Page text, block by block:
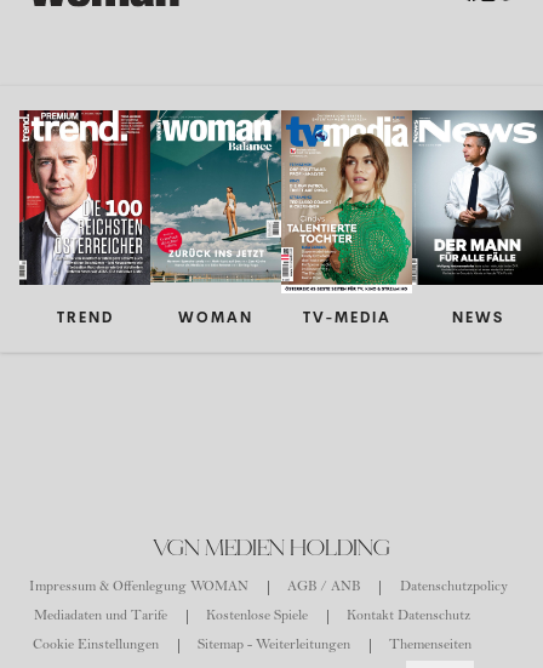
TREND WOMAN TV-MEDIA NEWS
VGN MEDIEN HOLDING
Impressum & Offenlegung WOMAN AGB / ANB
Datenschutzpolicy
Mediadaten und Tarife
Kostenlose Spiele
Kontakt Datenschutz
Cookie Einstellungen
Sitemap - Weiterleitungen Themenseiten